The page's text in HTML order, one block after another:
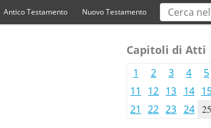
Antico Testamento Nuovo Testamento
Capitoli di Atti
1 2 3 4 5
11
12 13 14
21
22 23 24 25